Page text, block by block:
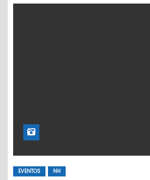
EVENTOS NH